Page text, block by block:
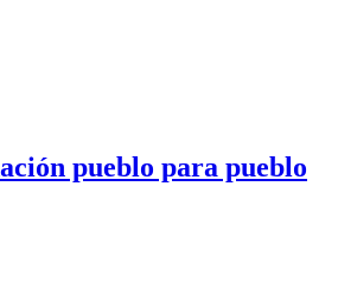
pueblo para pueblo